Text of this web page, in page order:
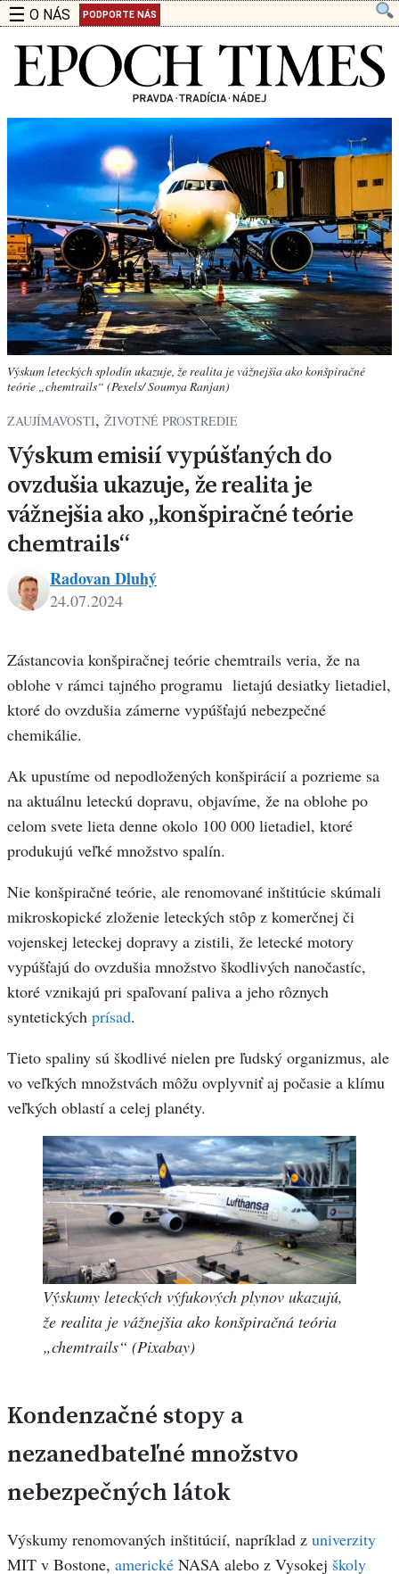
☰ O NÁS PODPORTE NÁS
Výskum leteckých splodín ukazuje, že realita je vážnejšia ako konšpiračné
teórie „chemtrails“ (Pexels/ Soumya Ranjan)
ZAUJÍMAVOSTI, ŽIVOTNÉ PROSTREDIE
Výskum emisií vypúšťaných do
ovzdušia ukazuje, že realita je
vážnejšia ako „konšpiračné teórie
chemtrails“
Dluhý
Radovan Dluhý
24.07.2024
Zástancovia konšpiračnej teórie chemtrails veria, že na
oblohe v rámci tajného programu lietajú desiatky lietadiel,
ktoré do ovzdušia zámerne vypúšťajú nebezpečné
chemikálie.
Ak upustíme od nepodložených konšpirácií a pozrieme sa
na aktuálnu leteckú dopravu, objavíme, že na oblohe po
celom svete lieta denne okolo 100 000 lietadiel, ktoré
produkujú veľké množstvo spalín.
Nie konšpiračné teórie, ale renomované inštitúcie skúmali
mikroskopické zloženie leteckých stôp z komerčnej či
vojenskej leteckej dopravy a zistili, že letecké motory
vypúšťajú do ovzdušia množstvo škodlivých nanočastíc,
ktoré vznikajú pri spaľovaní paliva a jeho rôznych
syntetických prísad.
Tieto spaliny sú škodlivé nielen pre ľudský organizmus, ale
vo veľkých množstvách môžu ovplyvniť aj počasie a klímu
veľkých oblastí a celej planéty.
Výskumy leteckých výfukových plynov ukazujú,
že realita je vážnejšia ako konšpiračná teória
„chemtrails“ (Pixabay)
Kondenzačné stopy a
nezanedbateľné množstvo
nebezpečných látok
Výskumy renomovaných inštitúcií, napríklad z univerzity
MIT v Bostone, americké NASA alebo z Vysokej školy